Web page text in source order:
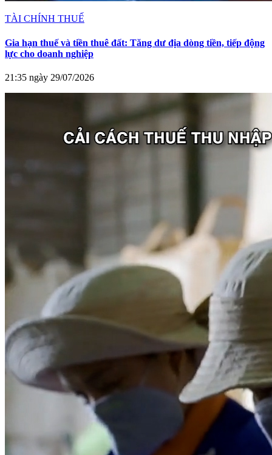
TÀI CHÍNH THUẾ
Gia hạn thuế và tiền thuê đất: Tăng dư địa dòng tiền, tiếp động
lực cho doanh nghiệp
21:35 ngày 29/07/2026